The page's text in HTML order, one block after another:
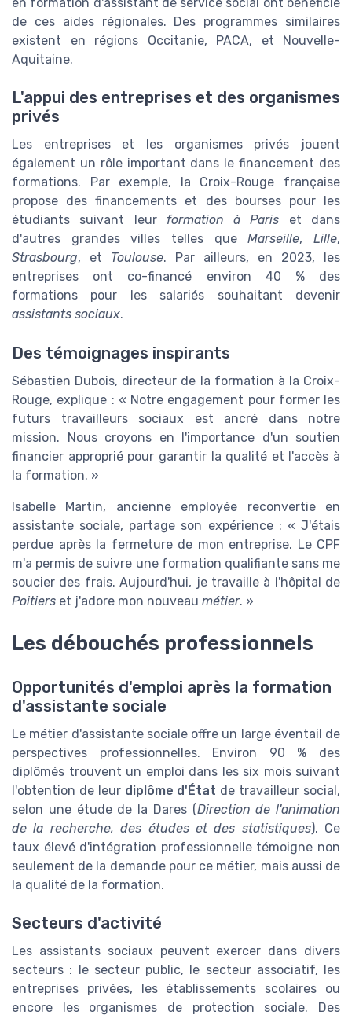
de ces aides régionales. Des programmes similaires
existent en régions Occitanie, PACA, et Nouvelle-
Aquitaine.
L'appui des entreprises et des organismes
privés
Les entreprises et les organismes privés jouent
également un rôle important dans le financement des
formations. Par exemple, la Croix-Rouge française
propose des financements et des bourses pour les
étudiants suivant leur formation à Paris et dans
d'autres grandes villes telles queMarseille,Lille,
Strasbourg, et Toulouse. Par ailleurs, en 2023, les
entreprises ont co-financé environ 40 % des
formations pour les salariés souhaitant devenir
assistants sociaux.
Des témoignages inspirants
Sébastien Dubois, directeur de la formation à la Croix-
Rouge, explique : « Notre engagement pour former les
futurs travailleurs sociaux est ancré dans notre
mission. Nous croyons en l'importance d'un soutien
financier approprié pour garantir la qualité et l'accès à
la formation. »
Isabelle Martin, ancienne employée reconvertie en
assistante sociale, partage son expérience : « J'étais
perdue après la fermeture de mon entreprise. Le CPF
m'a permis de suivre une formation qualifiante sans me
soucier des frais. Aujourd'hui, je travaille à l'hôpital de
Poitiers et j'adore mon nouveau métier. »
Les débouchés professionnels
Opportunités d'emploi après la formation
d'assistante sociale
Le métier d'assistante sociale offre un large éventail de
perspectives professionnelles. Environ 90 % des
diplômés trouvent un emploi dans les six mois suivant
l'obtention de leur diplôme d'État de travailleur social,
selon une étude de la Dares (Direction de l'animation
de la recherche, des études et des statistiques). Ce
taux élevé d'intégration professionnelle témoigne non
seulement de la demande pour ce métier, mais aussi de
la qualité de la formation.
Secteurs d'activité
Les assistants sociaux peuvent exercer dans divers
secteurs : le secteur public, le secteur associatif, les
entreprises privées, les établissements scolaires ou
encore les organismes de protection sociale. Des